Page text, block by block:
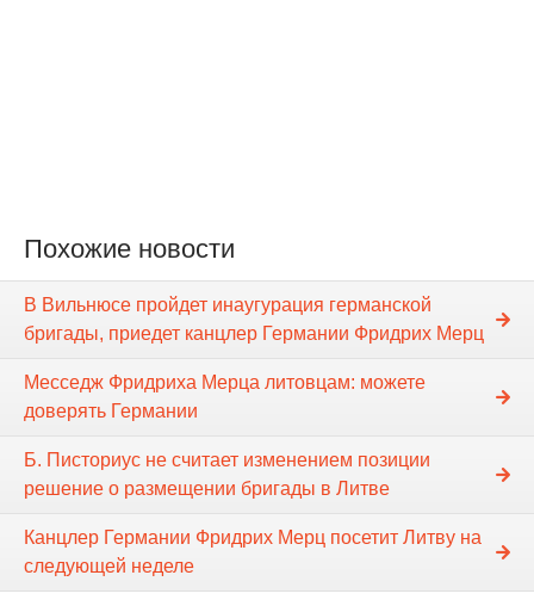
Похожие новости
В Вильнюсе пройдет инаугурация германской
бригады, приедет канцлер Германии Фридрих Мерц
Месседж Фридрихa Мерца литовцам: можете
доверять Германии
Б. Писториус не считает изменением позиции
решение о размещении бригады в Литве
Канцлер Германии Фридрих Мерц посетит Литву на
следующей неделе